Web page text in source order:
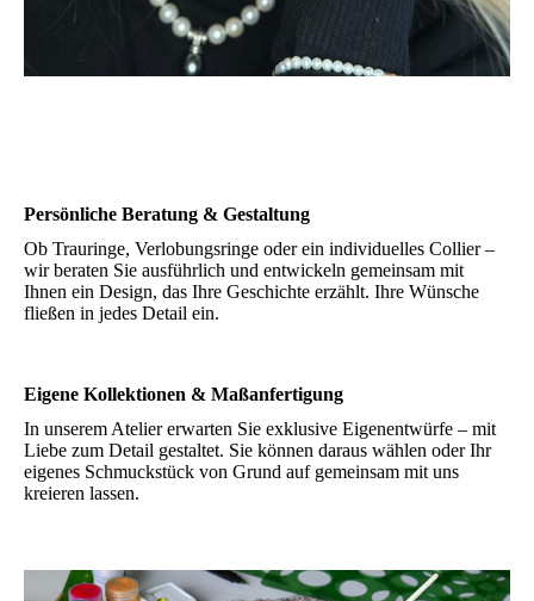
Persönliche Beratung & Gestaltung
Ob Trauringe, Verlobungsringe oder ein individuelles Collier –
wir beraten Sie ausführlich und entwickeln gemeinsam mit
Ihnen ein Design, das Ihre Geschichte erzählt. Ihre Wünsche
fließen in jedes Detail ein.
Eigene Kollektionen & Maßanfertigung
In unserem Atelier erwarten Sie exklusive Eigenentwürfe – mit
Liebe zum Detail gestaltet. Sie können daraus wählen oder Ihr
eigenes Schmuckstück von Grund auf gemeinsam mit uns
kreieren lassen.